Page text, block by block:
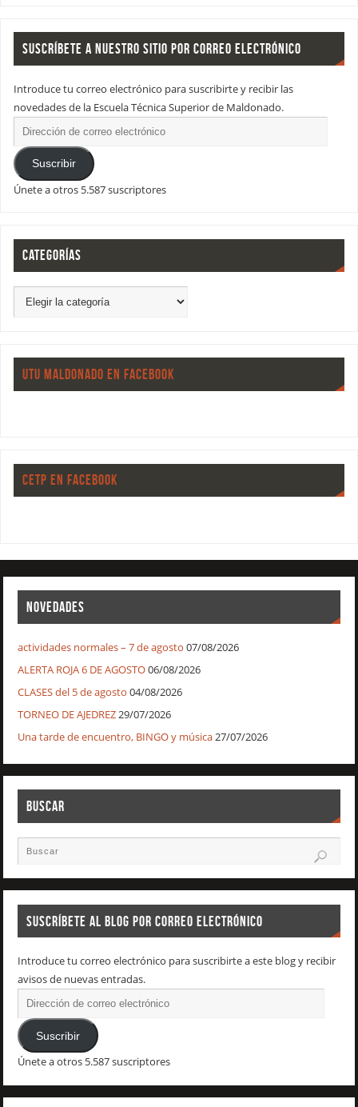
SUSCRÍBETE A NUESTRO SITIO POR CORREO ELECTRÓNICO
Introduce tu correo electrónico para suscribirte y recibir las
novedades de la Escuela Técnica Superior de Maldonado.
Suscribir
Únete a otros 5.587 suscriptores
CATEGORÍAS
UTU MALDONADO EN FACEBOOK
CETP EN FACEBOOK
NOVEDADES
actividades normales – 7 de agosto 07/08/2026
ALERTA ROJA 6 DE AGOSTO06/08/2026
CLASES del 5 de agosto 04/08/2026
TORNEO DE AJEDREZ29/07/2026
Una tarde de encuentro, BINGO y música27/07/2026
BUSCAR
SUSCRÍBETE AL BLOG POR CORREO ELECTRÓNICO
Introduce tu correo electrónico para suscribirte a este blog y recibir
avisos de nuevas entradas.
Suscribir
Únete a otros 5.587 suscriptores